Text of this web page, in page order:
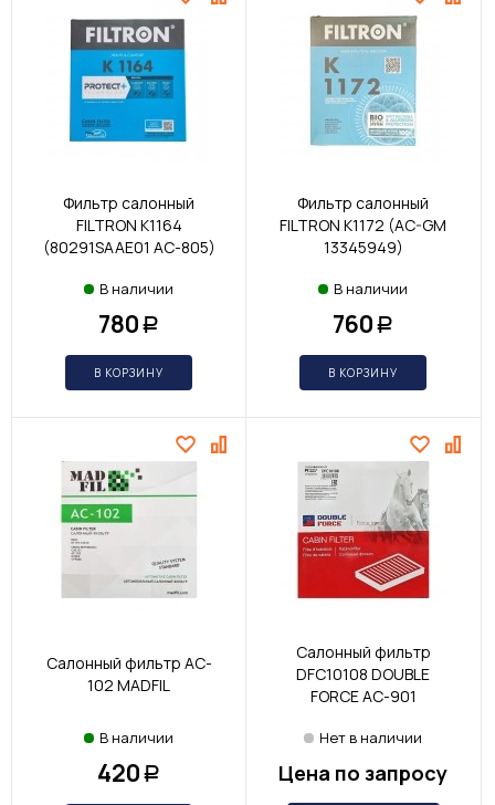
Фильтр салонный
FILTRON K1164
(80291SAAE01 AC-805)
В наличии
780 Р
В КОРЗИНУ
Фильтр салонный
FILTRON K1172 (AC-GM
13345949)
В наличии
760 Р
В КОРЗИНУ
Салонный фильтр AC-
102 MADFIL
В наличии
420 Р
Салонный фильтр
DFC10108 DOUBLE
FORCE AC-901
Нет в наличии
Цена по запросу